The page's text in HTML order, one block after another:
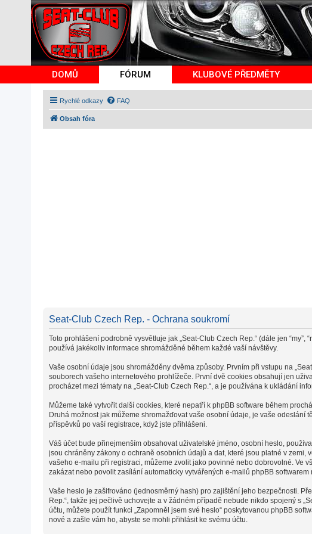
DOMŮ FÓRUM KLUBOVÉ PŘEDMĚTY
Rychlé odkazy FAQ
Obsah fóra
Seat-Club Czech Rep. - Ochrana soukromí
Toto prohlášení podrobně vysvětluje jak „Seat-Club Czech Rep.“ (dále jen “my”,
používá jakékoliv informace shromážděné během každé vaší návštěvy.
Vaše osobní údaje jsou shromážděny dvěma způsoby. Prvním při vstupu na
souborech vašeho internetového prohlížeče. První dvě cookies obsahují jen
procházet mezi tématy na „Seat-Club Czech Rep.“, a je používána k ukládání
Můžeme také vytvořit další cookies, které nepatří k phpBB software během
Druhá možnost jak můžeme shromažďovat vaše osobní údaje, je vaše odeslání
příspěvků po vaší registrace, když jste přihlášeni.
Váš účet bude přinejmenším obsahovat uživatelské jméno, osobní heslo,
jsou chráněny zákony o ochraně osobních údajů a dat, které jsou platné v
vašeho e-mailu při registraci, můžeme zvolit jako povinné nebo dobrovolné. Ve
zakázat nebo povolit zasílání automaticky vytvářených e-mailů phpBB softwarem
Vaše heslo je zašifrováno (jednosměrný hash) pro zajištění jeho bezpečnosti.
Rep.“, takže jej pečlivě uchovejte a v žádném případě nebude nikdo spojený s
účtu, můžete použít funkci „Zapomněl jsem své heslo“ poskytovanou phpBB
nové a zašle vám ho, abyste se mohli přihlásit ke svému účtu.